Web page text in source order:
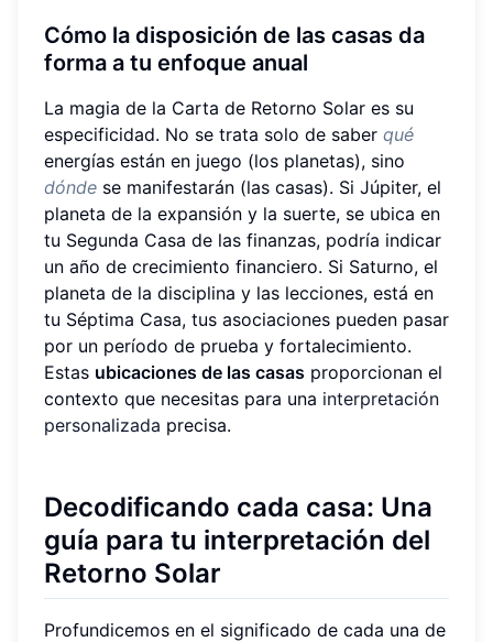
Cómo la disposición de las casas da
forma a tu enfoque anual
La magia de la Carta de Retorno Solar es su
especificidad. No se trata solo de saber qué
energías están en juego (los planetas), sino
dónde se manifestarán (las casas). Si Júpiter, el
planeta de la expansión y la suerte, se ubica en
tu Segunda Casa de las finanzas, podría indicar
un año de crecimiento financiero. Si Saturno, el
planeta de la disciplina y las lecciones, está en
tu Séptima Casa, tus asociaciones pueden pasar
por un período de prueba y fortalecimiento.
Estas ubicaciones de las casas proporcionan el
contexto que necesitas para una interpretación
personalizada precisa.
Decodificando cada casa: Una
guía para tu interpretación del
Retorno Solar
Profundicemos en el significado de cada una de